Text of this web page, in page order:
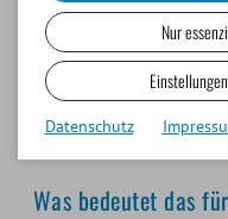
intensiven dreitägigen
TÜV Südwurde unser
erfolgreich zertifiziert.
anerkannt.
Was bedeutet das
Nur
Datenschutz